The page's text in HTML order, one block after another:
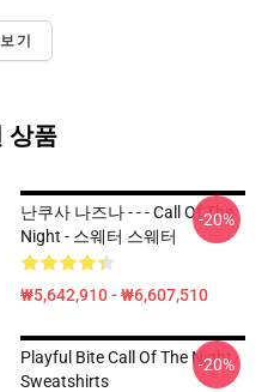
기
상품
난쿠사 나즈나 - - - Call Of The
Night - 스웨터 스웨터
₩5,642,910 - ₩6,607,510
-20%
Playful Bite Call Of The Night
Sweatshirts
-20%